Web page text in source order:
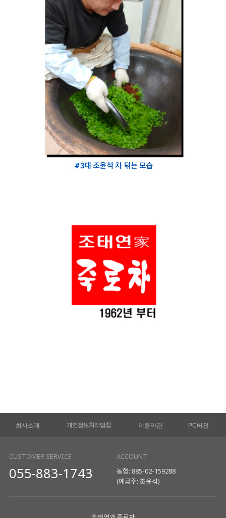
회사소개 개인정보처리방침 이용약관 PC버전
CUSTOMER SERVICE
055-883-1743
ACCOUNT
농협: 885-02-159288
(예금주: 조윤석)